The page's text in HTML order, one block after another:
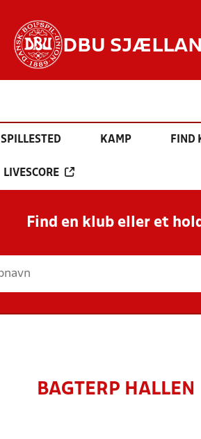
DBU
SPILLESTED KAMP FIND
LIVESCORE
Find en klub eller et hold
BAGTERP HALLEN